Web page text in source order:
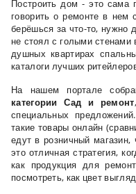
Построить дом - это сама
говорить о ремонте в
берёшься за что-то, нужно
не стоял с голыми стенами
душных квартирах
каталоги лучших
На нашем портале
категории Сад и ремонт
специальных
такие товары онлайн
едут в розничный
это отличная стратегия,
как продукция для
посмотреть, как цвет